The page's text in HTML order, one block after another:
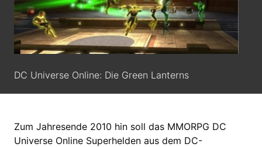
DC Universe Online: Die Green Lanterns
Zum Jahresende 2010 hin soll das MMORPG DC
Universe Online Superhelden aus dem DC-